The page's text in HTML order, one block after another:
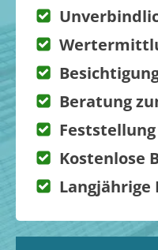
Beratung
Kostenlose